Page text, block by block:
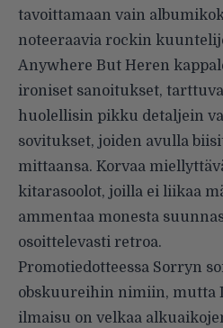
tavoittamaan vain
noteeraavia rockin
Anywhere But Heren
ironiset sanoitukset,
huolellisin pikku detaljein
sovitukset, joiden avulla
mittaansa. Korvaa
kitarasoolot, joilla ei liikaa
ammentaa monesta
osoittelevasti retroa.
Promotiedotteessa Sorryn
obskuureihin nimiin, mutta
ilmaisu on velkaa